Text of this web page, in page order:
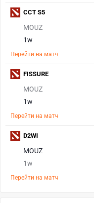
MOUZ
1w
Перейти на матч
CCT S5
MOUZ
1w
Перейти на матч
FISSURE
MOUZ
1w
Перейти на матч
D2WI